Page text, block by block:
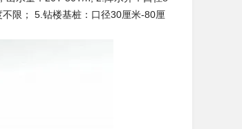
限； 5.钻楼基桩：口径30厘米-80厘